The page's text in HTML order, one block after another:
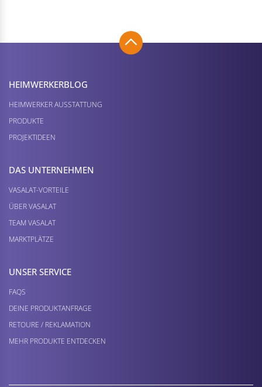
HEIMWERKER­BLOG
HEIMWERKER AUSSTATTUNG
PRODUKTE
PROJEKTIDEEN
DAS UNTERNEHMEN
VASALAT-VORTEILE
ÜBER VASALAT
TEAM VASALAT
MARKTPLÄTZE
UNSER SERVICE
FAQS
DEINE PRODUKTANFRAGE
RETOURE / REKLAMATION
MEHR PRODUKTE ENTDECKEN